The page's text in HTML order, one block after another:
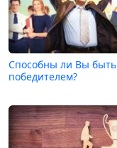
Способны ли Вы быть
победителем?